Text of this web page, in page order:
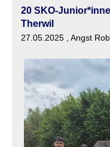
20 SKO-
Therwil
27.05.2025 , Angst